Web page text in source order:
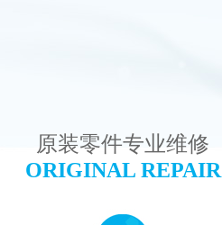
原装零件专业维修
ORIGINAL REPAIR